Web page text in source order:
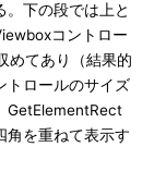
。下の段では上と
コントロー
めてあり（結果的
トロールのサイズ
GetElementRect
角を重ねて表示す